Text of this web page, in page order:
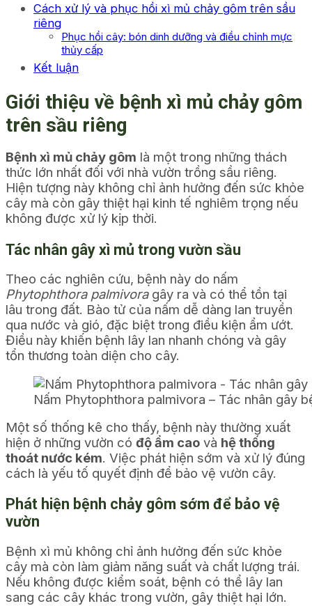
Cách xử lý và phục hồi xì mủ chảy gôm trên sầu
riêng
Phục hồi cây: bón dinh dưỡng và điều chỉnh mực
thủy cấp
Kết luận
Giới thiệu về bệnh xì mủ chảy gôm
trên sầu riêng
Bệnh xì mủ chảy gôm là một trong những thách
thức lớn nhất đối với nhà vườn trồng sầu riêng.
Hiện tượng này không chỉ ảnh hưởng đến sức khỏe
cây mà còn gây thiệt hại kinh tế nghiêm trọng nếu
không được xử lý kịp thời.
Tác nhân gây xì mủ trong vườn sầu
Theo các nghiên cứu, bệnh này do nấm
Phytophthora palmivoragây ra và có thể tồn tại
lâu trong đất. Bào tử của nấm dễ dàng lan truyền
qua nước và gió, đặc biệt trong điều kiện ẩm ướt.
Điều này khiến bệnh lây lan nhanh chóng và gây
tổn thương toàn diện cho cây.
Nấm Phytophthora palmivora – Tác nhân gây
Một số thống kê cho thấy, bệnh này thường xuất
hiện ở những vườn có độ ẩm cao và hệ thống
thoát nước kém. Việc phát hiện sớm và xử lý đúng
cách là yếu tố quyết định để bảo vệ vườn cây.
Phát hiện bệnh chảy gôm sớm để bảo vệ
vườn
Bệnh xì mủ không chỉ ảnh hưởng đến sức khỏe
cây mà còn làm giảm năng suất và chất lượng trái.
Nếu không được kiểm soát, bệnh có thể lây lan
sang các cây khác trong vườn, gây thiệt hại lớn.